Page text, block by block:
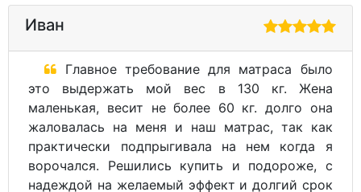
Иван
Главное требование для матраса было
это выдержать мой вес в 130 кг. Жена
маленькая, весит не более 60 кг. долго она
жаловалась на меня и наш матрас, так как
практически подпрыгивала на нем когда я
ворочался. Решились купить и подороже, с
надеждой на желаемый эффект и долгий срок